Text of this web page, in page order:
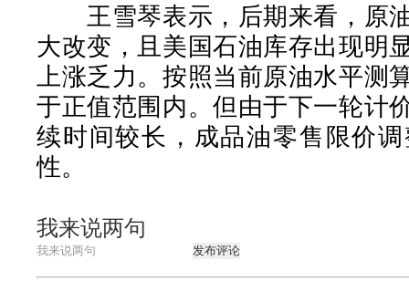
王雪琴表示，后期来看，原
大改变，且美国石油库存出现明
上涨乏力。按照当前原油水平测
于正值范围内。但由于下一轮计
续时间较长，成品油零售限价
性。
我来说两句
发布评论